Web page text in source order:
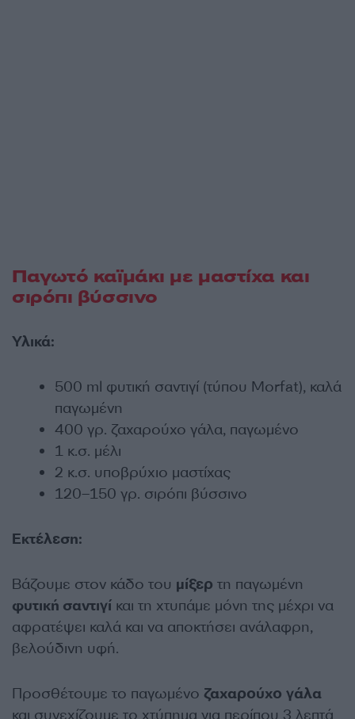
Παγωτό καϊμάκι με μαστίχα και
σιρόπι βύσσινο
Υλικά:
500 ml φυτική σαντιγί (τύπου Morfat), καλά
παγωμένη
400 γρ. ζαχαρούχο γάλα, παγωμένο
1 κ.σ. μέλι
2 κ.σ. υποβρύχιο μαστίχας
120–150 γρ. σιρόπι βύσσινο
Εκτέλεση:
Βάζουμε στον κάδο του μίξερ τη παγωμένη
φυτική σαντιγί και τη χτυπάμε μόνη της μέχρι να
αφρατέψει καλά και να αποκτήσει ανάλαφρη,
βελούδινη υφή.
Προσθέτουμε το παγωμένο ζαχαρούχο γάλα
και συνεχίζουμε το χτύπημα για περίπου 3 λεπτά